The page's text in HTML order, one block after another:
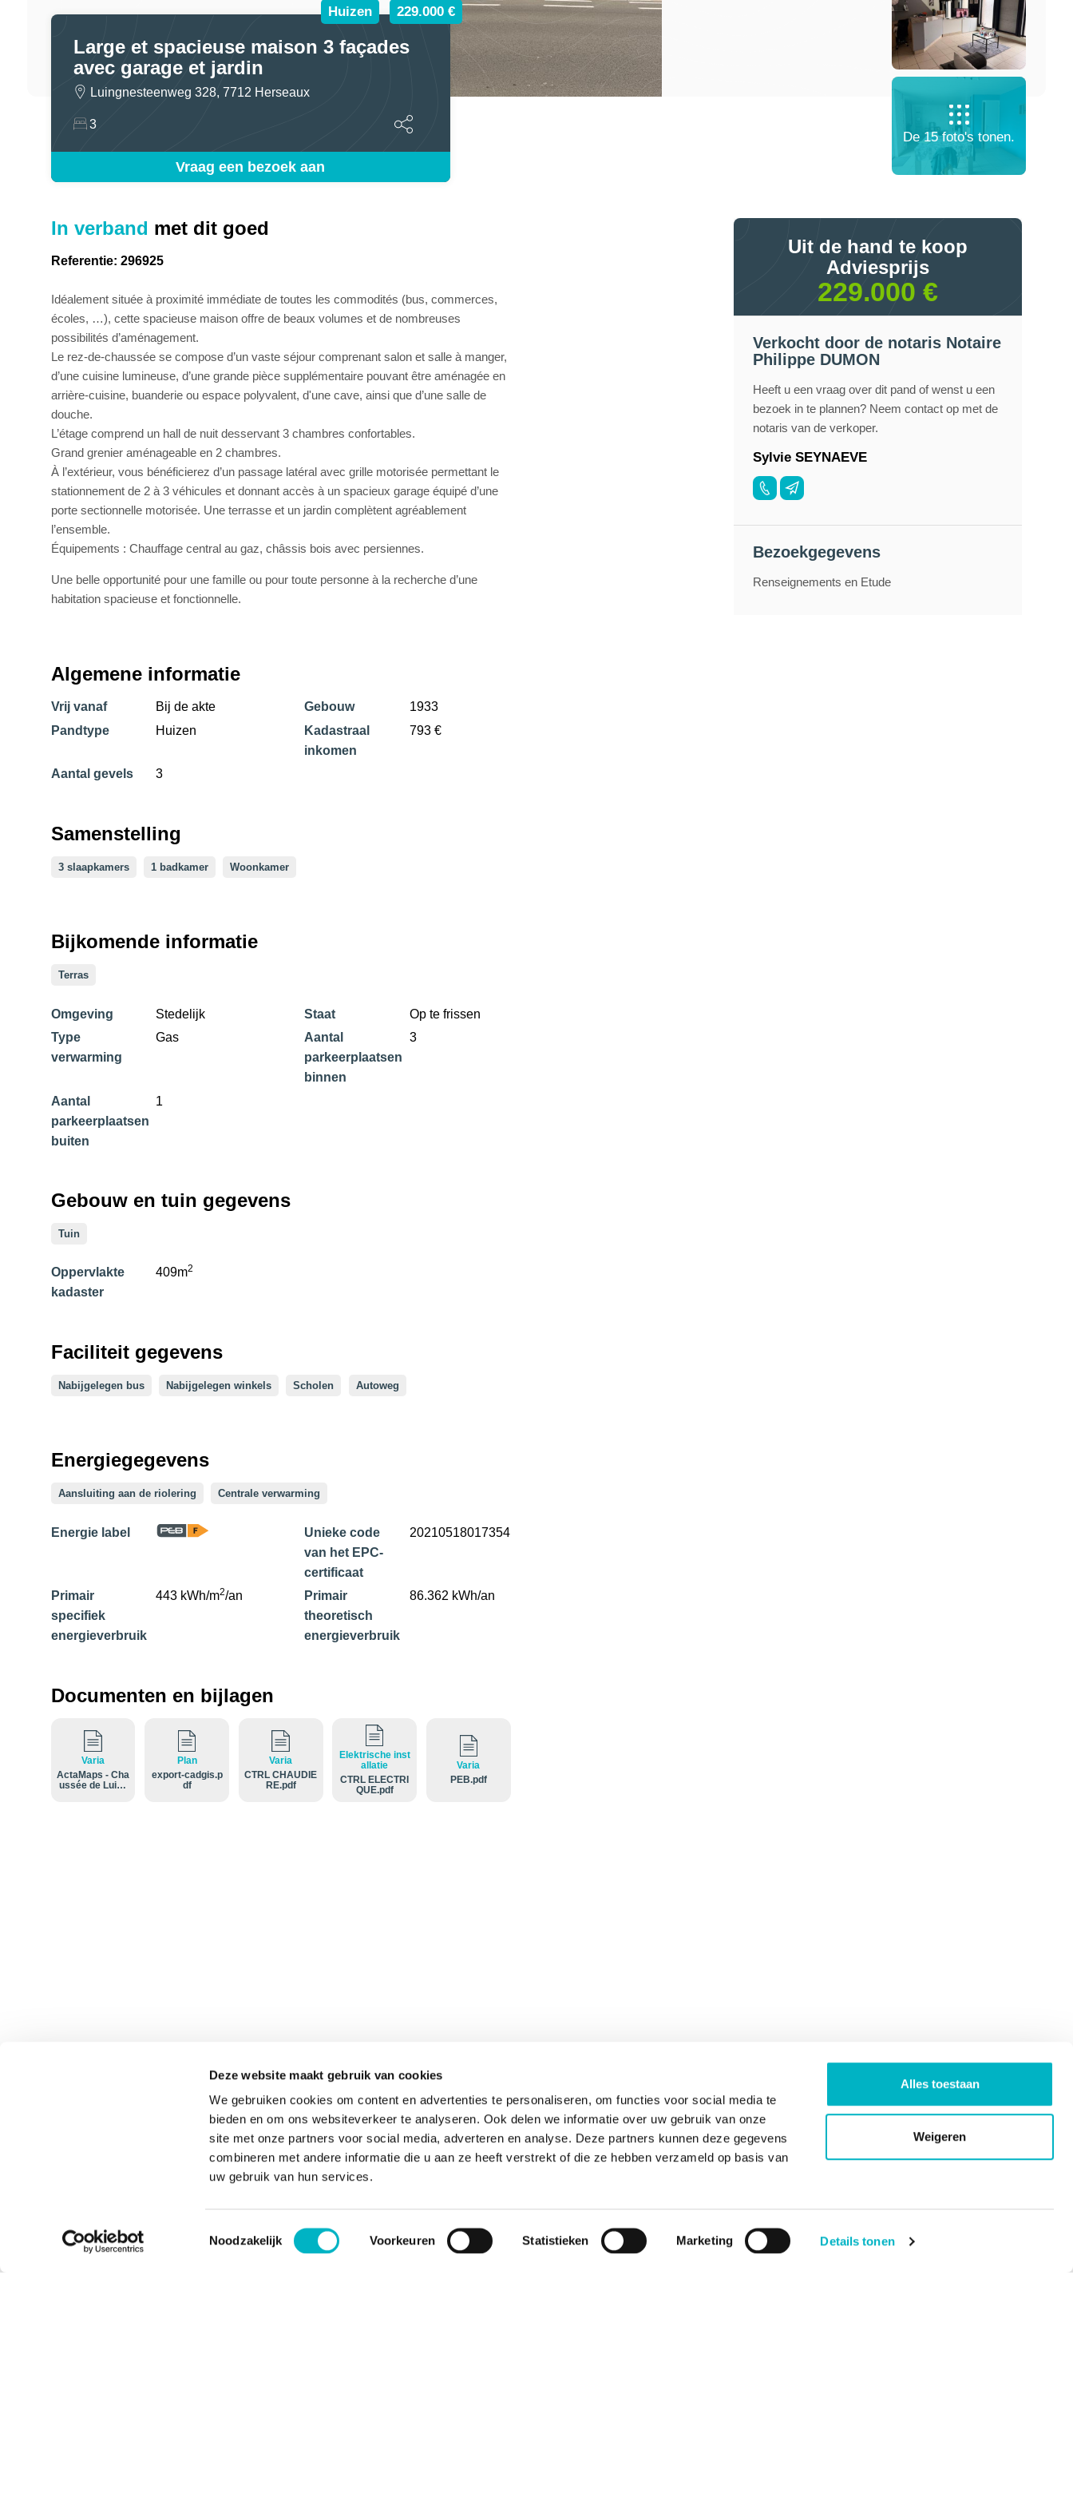
Deze website maakt gebruik van cookies
We gebruiken cookies om content en advertenties te personaliseren, om functies voor social media te
bieden en om ons websiteverkeer te analyseren. Ook delen we informatie over uw gebruik van onze
site met onze partners voor social media, adverteren en analyse. Deze partners kunnen deze gegevens
combineren met andere informatie die u aan ze heeft verstrekt of die ze hebben verzameld op basis van
uw gebruik van hun services.
Toestemmingsselectie
Noodzakelijk Voorkeuren Statistieken Marketing Details tonen
Alles toestaan
Weigeren
Huizen 229.000 €
Large et spacieuse maison 3 façades
avec garage et jardin
Luingnesteenweg 328, 7712 Herseaux
3
Vraag een bezoek aan
De 15 foto's tonen.
In verband met dit goed
Referentie: 296925
Idéalement située à proximité immédiate de toutes les commodités (bus, commerces,
écoles, …), cette spacieuse maison offre de beaux volumes et de nombreuses
possibilités d’aménagement.
Le rez-de-chaussée se compose d’un vaste séjour comprenant salon et salle à manger,
d’une cuisine lumineuse, d’une grande pièce supplémentaire pouvant être aménagée en
arrière-cuisine, buanderie ou espace polyvalent, d'une cave, ainsi que d’une salle de
douche.
L’étage comprend un hall de nuit desservant 3 chambres confortables.
Grand grenier aménageable en 2 chambres.
À l’extérieur, vous bénéficierez d’un passage latéral avec grille motorisée permettant le
stationnement de 2 à 3 véhicules et donnant accès à un spacieux garage équipé d’une
porte sectionnelle motorisée. Une terrasse et un jardin complètent agréablement
l’ensemble.
Équipements : Chauffage central au gaz, châssis bois avec persiennes.
Une belle opportunité pour une famille ou pour toute personne à la recherche d’une
habitation spacieuse et fonctionnelle.
Algemene informatie
Vrij vanaf Bij de akte Gebouw
1933
Pandtype
Huizen
Kadastraal
inkomen
793 €
Aantal gevels 3
Samenstelling
3 slaapkamers 1 badkamer Woonkamer
Bijkomende informatie
Terras
Omgeving Stedelijk Staat
Op te frissen
Type
verwarming
Gas
Aantal
parkeerplaatsen
binnen
3
Aantal
parkeerplaatsen
buiten
1
Gebouw en tuin gegevens
Tuin
Oppervlakte
kadaster
409m2
Faciliteit gegevens
Nabijgelegen bus Nabijgelegen winkels Scholen Autoweg
Energiegegevens
Aansluiting aan de riolering Centrale verwarming
Energie label
Unieke code
van het EPC-
certificaat
20210518017354
Primair
specifiek
energieverbruik
443 kWh/m2/an
Primair
theoretisch
energieverbruik
86.362 kWh/an
Documenten en bijlagen
Varia
ActaMaps - Cha
ussée de Luing
Plan
export-cadgis.p
df
Varia
CTRL CHAUDIE
RE.pdf
Elektrische inst
allatie
CTRL ELECTRI
QUE.pdf
Varia
PEB.pdf
Uit de hand te koop
Adviesprijs
229.000 €
Verkocht door de notaris Notaire
Philippe DUMON
Heeft u een vraag over dit pand of wenst u een
bezoek in te plannen? Neem contact op met de
notaris van de verkoper.
Sylvie SEYNAEVE
Bezoekgegevens
Renseignements en Etude